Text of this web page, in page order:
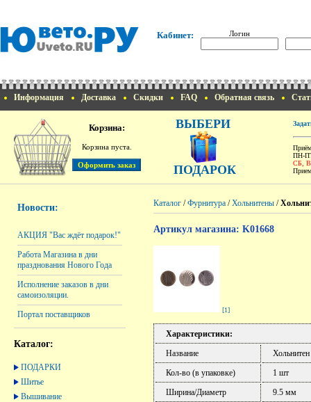
Кабинет: Логин
Информация Доставка Скидки FAQ Обратная связь
Корзина:
Корзина пуста.
ВЫБЕРИ
ПОДАРОК
ПН-
СБ,
Новости:
АКЦИЯ "Вас ждёт подарок!"
Работа Магазина в дни
празднования Нового Года
Исполнение заказов в дни
самоизоляции.
Портал поставщиков
Каталог:
ПОДАРКИ
Шитье
Вышивание
Каталог /Фурнитура /Хольнитены /
Артикул магазина: K01668
[1]
Характеристики:
Название
Хольнитен
Кол-во (в упаковке)
1 шт
Ширина/Диаметр
9.5 мм